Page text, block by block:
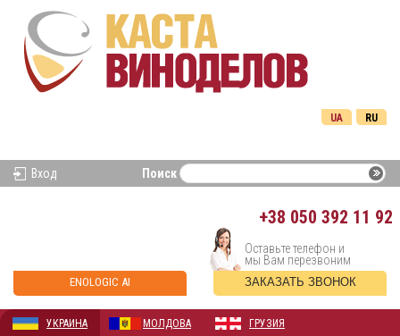
RU
UA
Вход Поиск
+38 050 392 11 92
ENOLOGIC AI
Оставьте телефон и
мы Вам перезвоним
ЗАКАЗАТЬ ЗВОНОК
УКРАИНА МОЛДОВА ГРУЗИЯ